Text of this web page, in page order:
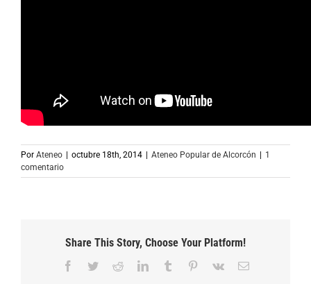
Por Ateneo octubre 18th, 2014 Ateneo Popular de Alcorcón
1
comentario
Share This Story, Choose Your Platform!
Facebook
TwitterRedditLinkedInTumblr Pinterest
Vk
Correo